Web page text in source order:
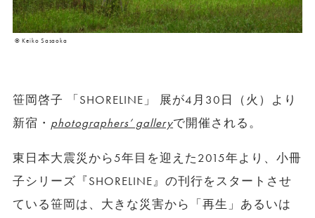
© Keiko Sasaoka
笹岡啓子 「SHORELINE」 展が4月30日（火）より
新宿・ photographers’ galleryで開催される。
東日本大震災から5年目を迎えた2015年より、小冊
子シリーズ『SHORELINE』の刊行をスタートさせ
ている笹岡は、大きな災害から「再生」あるいは